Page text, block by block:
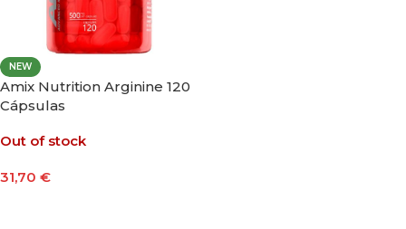
NEW
Amix Nutrition Arginine 120
Cápsulas
Out of stock
31,70 €